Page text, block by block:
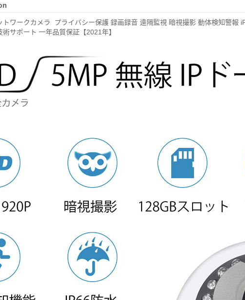
トワークカメラ プライバシー保護 録画録音 遠隔監視 暗視撮影 動体検知警報
サポート 一年品質保証【2021年】